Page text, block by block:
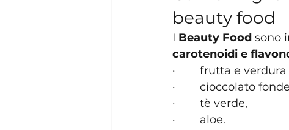
beauty food
I Beauty Food sono
carotenoidi e
·        frutta e
·        cioccolato
·        tè verde,
·        aloe.